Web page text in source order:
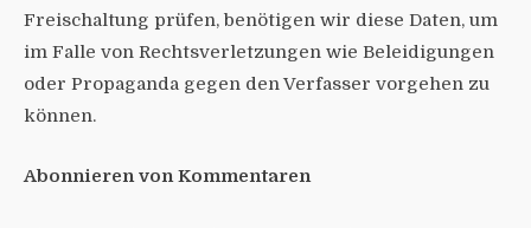
Freischaltung prüfen, benötigen wir diese Daten, um
im Falle von Rechtsverletzungen wie Beleidigungen
oder Propaganda gegen den Verfasser vorgehen zu
können.
Abonnieren von Kommentaren